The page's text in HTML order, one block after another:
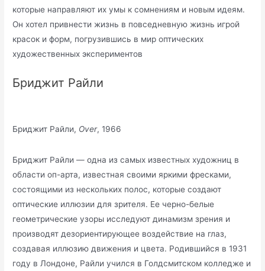
которые направляют их умы к сомнениям и новым идеям.
Он хотел привнести жизнь в повседневную жизнь игрой
красок и форм, погрузившись в мир оптических
художественных экспериментов
Бриджит Райли
Бриджит Райли, Over, 1966
Бриджит Райли — одна из самых известных художниц в
области оп-арта, известная своими яркими фресками,
состоящими из нескольких полос, которые создают
оптические иллюзии для зрителя. Ее черно-белые
геометрические узоры исследуют динамизм зрения и
производят дезориентирующее воздействие на глаз,
создавая иллюзию движения и цвета. Родившийся в 1931
году в Лондоне, Райли учился в Голдсмитском колледже и